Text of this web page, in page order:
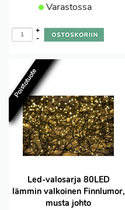
Varastossa
-
+
Poistotuote
Led-valosarja 80LED
lämmin valkoinen Finnlumor,
musta johto